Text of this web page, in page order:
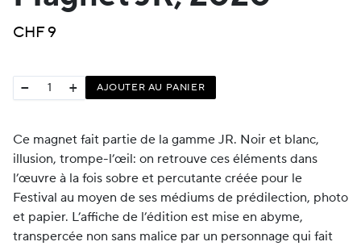
CHF9
− + AJOUTER AU PANIER
Ce magnet fait partie de la gamme JR. Noir et blanc,
illusion, trompe-l’œil: on retrouve ces éléments dans
l’œuvre à la fois sobre et percutante créée pour le
Festival au moyen de ses médiums de prédilection, photo
et papier. L’affiche de l’édition est mise en abyme,
transpercée non sans malice par un personnage qui fait